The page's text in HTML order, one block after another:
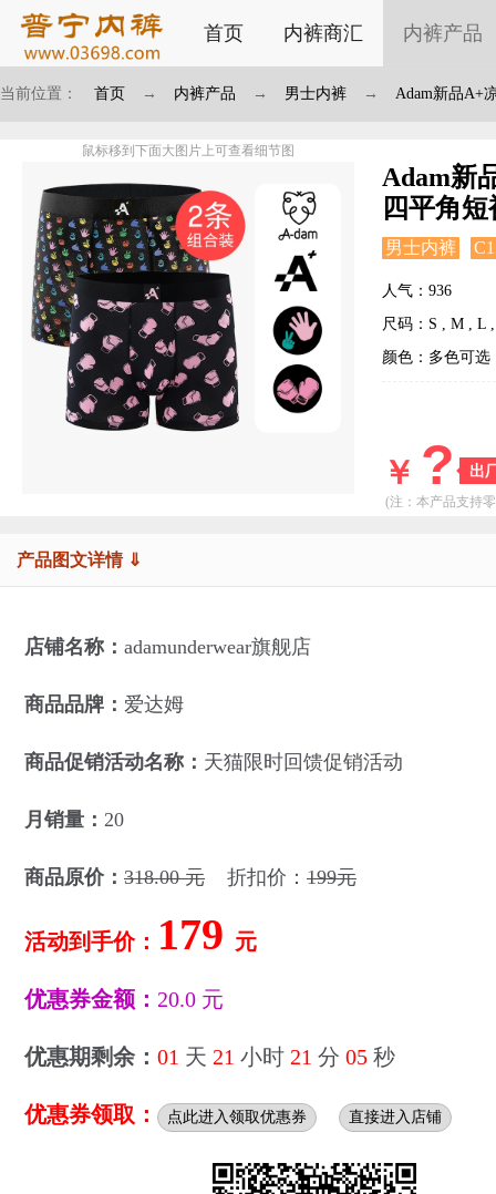
首页 内裤商汇 内裤产品
当前位置： 首页 → 内裤产品 → 男士内裤 → Adam新品A+
鼠标移到下面大图片上可查看细节图
Adam新
四平角
男士内裤
人气：936
尺码：S , M , L
颜色：多色可选
出
￥ ?
(注：本产品支持
产品图文详情 ⇓
店铺名称： adamunderwear旗舰店
商品品牌： 爱达姆
商品促销活动名称： 天猫限时回馈促销活动
月销量： 20
商品原价： 318.00 元 折扣价： 199元
活动到手价： 179 元
优惠券金额： 20.0 元
优惠期剩余： 01 天 21 小时 21 分 04 秒
优惠券领取： 点此进入领取优惠券 直接进入店铺